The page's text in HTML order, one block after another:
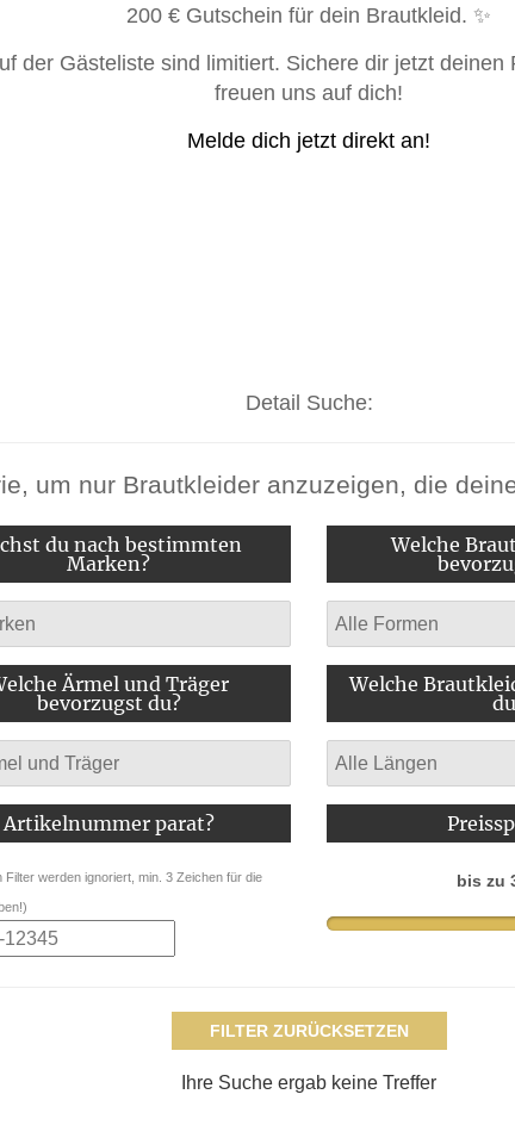
200 € Gutschein für dein Brautkleid. ✨
der Gästeliste sind limitiert. Sichere dir jetzt deinen
freuen uns auf dich!
Melde dich jetzt direkt an!
Detail Suche:
um nur Brautkleider anzuzeigen, die
du nach bestimmten
Marken?
Welche
Ärmel und Träger
bevorzugst du?
Welche
Artikelnummer parat?
Filter werden ignoriert, min. 3 Zeichen für die bis zu
Ihre Suche ergab keine Treffer